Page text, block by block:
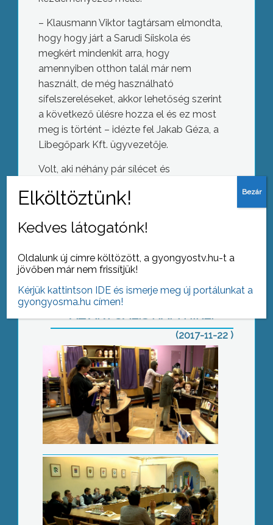
– Klausmann Viktor tagtársam elmondta,
hogy hogy járt a Sarudi Síiskola és
megkért mindenkit arra, hogy
amennyiben otthon talál már nem
használt, de még használható
sífelszereléseket, akkor lehetőség szerint
a következő ülésre hozza el és ez most
meg is történt – idézte fel Jakab Géza, a
Libegőpark Kft. ügyvezetője.
Volt, aki néhány pár sílécet és
bukósisakot ajánlott fel. A klasztertagok
felszerelést adományoztak az
AZ AKTUÁLIS NAPI HÍREI
(2017-11-22 )
Szakképzési hét
Jótékonysági hangverseny
Kedves látogatónk!
Oldalunk új címre költözött, a gyongyostv.hu-t a
jövőben már nem frissítjük!
Kérjük kattintson IDE és ismerje meg új portálunkat a
gyongyosma.hu címen!